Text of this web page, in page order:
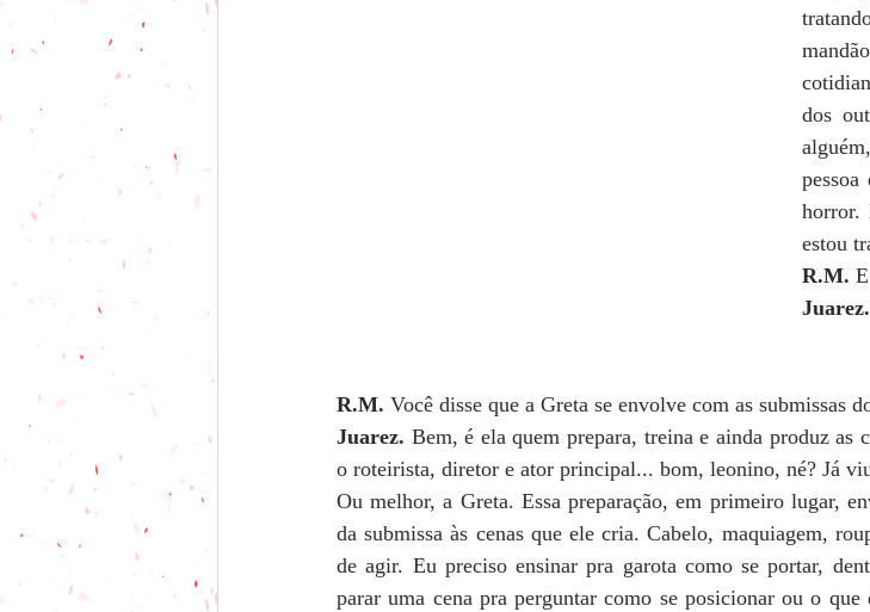
dos
horror.
estou
R.M.
Juarez.
R.M. Você disse que a Greta se envolve com as submissas
Juarez. Bem, é ela quem prepara, treina e ainda produz as
o roteirista, diretor e ator principal... bom, leonino, né? Já
Ou melhor, a Greta. Essa preparação, em primeiro lugar,
da submissa às cenas que ele cria. Cabelo, maquiagem,
de agir. Eu preciso ensinar pra garota como se portar,
parar uma cena pra perguntar como se posicionar ou o